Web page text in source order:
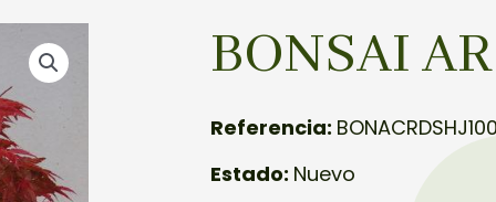
BONSAI
Referencia:
Estado: Nuevo